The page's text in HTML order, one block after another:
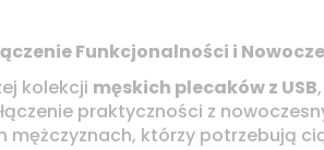
Funkcjonalności i
kolekcji męskich plecaków z USB
praktyczności z
którzy potrzebują